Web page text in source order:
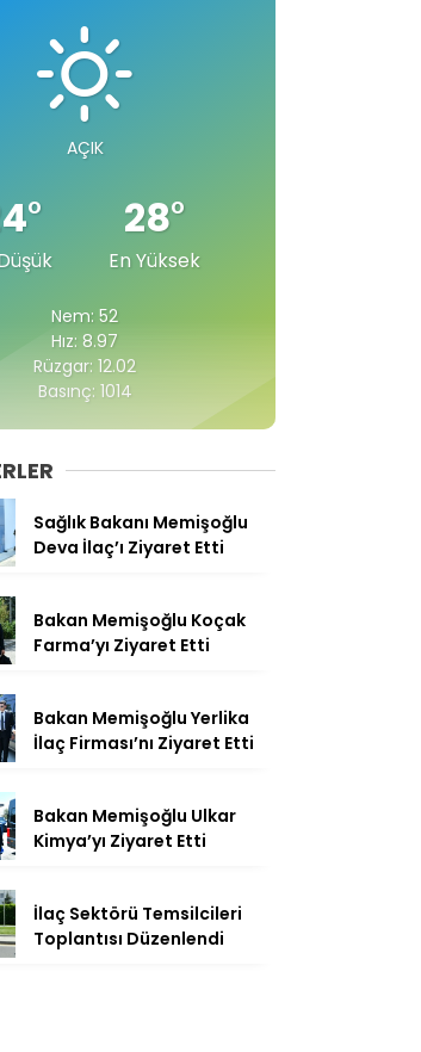
AÇIK
° 28°
En Yüksek
Nem: 52
Hız: 8.97
Rüzgar: 12.02
Basınç: 1014
Sağlık Bakanı Memişoğlu
Deva İlaç’ı Ziyaret Etti
Bakan Memişoğlu Koçak
Farma’yı Ziyaret Etti
Bakan Memişoğlu Yerlika
İlaç Firması’nı Ziyaret Etti
Bakan Memişoğlu Ulkar
Kimya’yı Ziyaret Etti
İlaç Sektörü Temsilcileri
Toplantısı Düzenlendi